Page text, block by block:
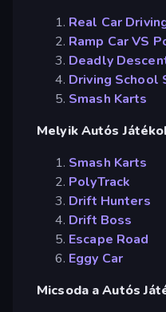
Real Car
Ramp Car VS
Deadly
Driving School
Smash Karts
Melyik Autós
Smash Karts
PolyTrack
Drift Hunters
Drift Boss
Escape Road
Eggy Car
Micsoda a Autós